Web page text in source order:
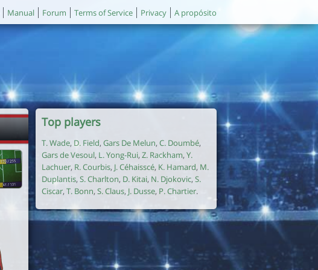
Manual Forum Terms of Service Privacy A propósito
Top players
T. Wade, D. Field, Gars De Melun, C. Doumbé,
Gars de Vesoul, L. Yong-Rui, Z. Rackham, Y.
Lachuer, R. Courbis, J. Céhaisscé, K. Hamard, M.
Duplantis, S. Charlton, D. Kitai, N. Djokovic, S.
Ciscar, T. Bonn, S. Claus, J. Dusse, P. Chartier.